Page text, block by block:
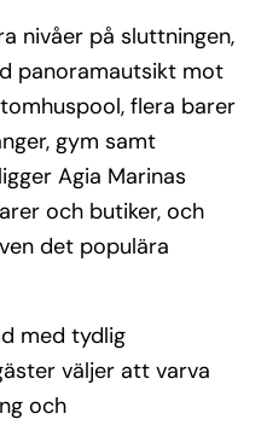
nivåer på sluttningen,
panoramautsikt mot
flera barer
gym samt
Agia Marinas
och butiker, och
det populära
med tydlig
väljer att varva
och